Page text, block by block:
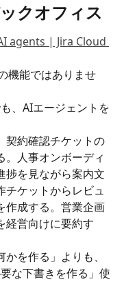
クオフィス
agents | Jira Cloud
機能ではありませ
、AIエージェントを
契約確認チケットの
。人事オンボーディ
捗を見ながら案内文
チケットからレビュ
作成する。営業企画
経営向けに要約す
を作る」よりも、
な下書きを作る」使